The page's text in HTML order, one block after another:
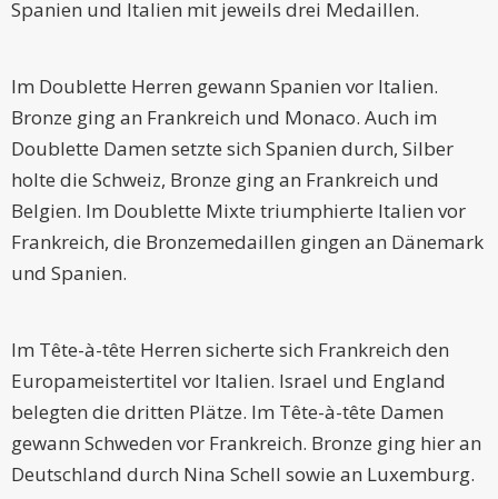
Spanien und Italien mit jeweils drei Medaillen.
Im Doublette Herren gewann Spanien vor Italien.
Bronze ging an Frankreich und Monaco. Auch im
Doublette Damen setzte sich Spanien durch, Silber
holte die Schweiz, Bronze ging an Frankreich und
Belgien. Im Doublette Mixte triumphierte Italien vor
Frankreich, die Bronzemedaillen gingen an Dänemark
und Spanien.
Im Tête-à-tête Herren sicherte sich Frankreich den
Europameistertitel vor Italien. Israel und England
belegten die dritten Plätze. Im Tête-à-tête Damen
gewann Schweden vor Frankreich. Bronze ging hier an
Deutschland durch Nina Schell sowie an Luxemburg.